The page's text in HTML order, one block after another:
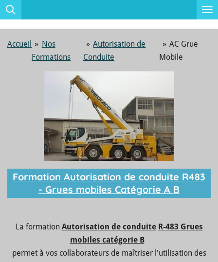
Passer
principal
Accueil » Nos
Formations
» Autorisation de
Conduite
» AC Grue
Mobile
Formation Autorisation de conduite R483
- Grues mobiles Catégorie A B
La formation Autorisation de conduite R-483 Grues
mobiles catégorie B
permet à vos collaborateurs de maîtriser l'utilisation des